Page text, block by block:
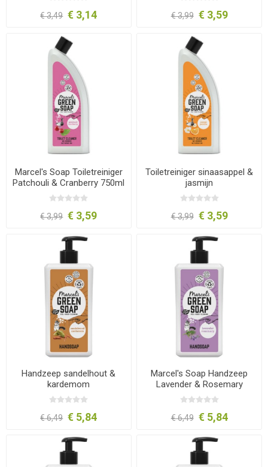
€ 3,49 € 3,14 € 3,99 € 3,59
Marcel's Soap Toiletreiniger
Patchouli & Cranberry 750ml
€ 3,99 € 3,59
Toiletreiniger sinaasappel &
jasmijn
€ 3,99 € 3,59
Handzeep sandelhout &
kardemom
€ 6,49 € 5,84
Marcel's Soap Handzeep
Lavender & Rosemary
500ml
€ 6,49 € 5,84